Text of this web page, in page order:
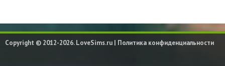
Copyright © 2012-2026. LoveSims.ru | Политика конфиденциальности